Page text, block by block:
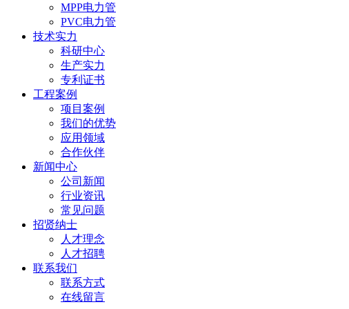
MPP电力管
PVC电力管
技术实力
科研中心
生产实力
专利证书
工程案例
项目案例
我们的优势
应用领域
合作伙伴
新闻中心
公司新闻
行业资讯
常见问题
招贤纳士
人才理念
人才招聘
联系我们
联系方式
在线留言